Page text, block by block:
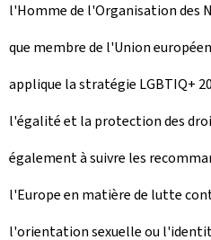
l'Homme de l'Organisation des
que membre de l'Union
applique la stratégie LGBTIQ+
l'égalité et la protection des
également à suivre les
l'Europe en matière de lutte
l'orientation sexuelle ou